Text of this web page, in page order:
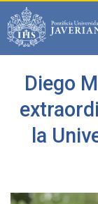
Saltar al contenido
Diego
la